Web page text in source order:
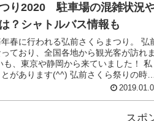
り2020 駐車場の混雑状況
？シャトルバス情報も
春に行われる弘前さくらまつり。 弘
ており、全国各地から観光客が訪れま
も、東京や静岡から来ていました！ 私
があります(^^) 弘前さくら祭りの時期
スポ